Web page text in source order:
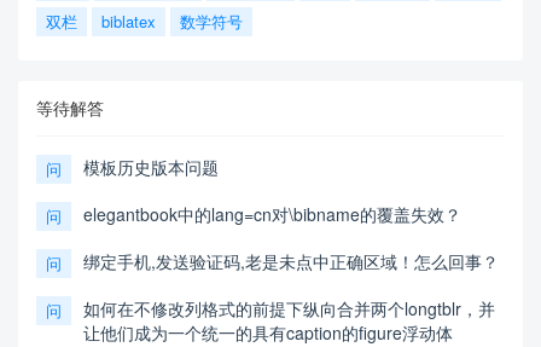
双栏
biblatex 数学符号
等待解答
问 模板历史版本问题
问 elegantbook中的lang=cn对\bibname的覆盖失效？
问 绑定手机,发送验证码,老是未点中正确区域！怎么回事？
问
如何在不修改列格式的前提下纵向合并两个longtblr，并
让他们成为一个统一的具有caption的figure浮动体